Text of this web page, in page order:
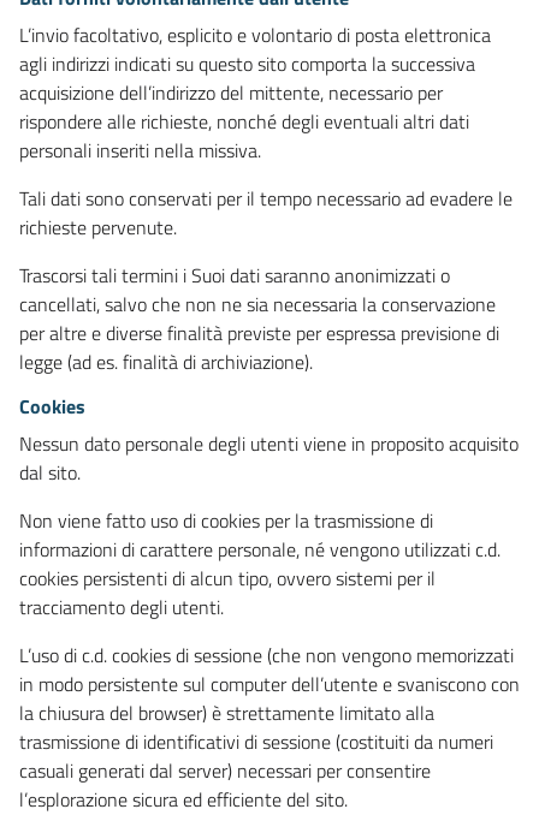
L’invio facoltativo, esplicito e volontario di posta elettronica
agli indirizzi indicati su questo sito comporta la successiva
acquisizione dell’indirizzo del mittente, necessario per
rispondere alle richieste, nonché degli eventuali altri dati
personali inseriti nella missiva.
Tali dati sono conservati per il tempo necessario ad evadere le
richieste pervenute.
Trascorsi tali termini i Suoi dati saranno anonimizzati o
cancellati, salvo che non ne sia necessaria la conservazione
per altre e diverse finalità previste per espressa previsione di
legge (ad es. finalità di archiviazione).
Cookies
Nessun dato personale degli utenti viene in proposito acquisito
dal sito.
Non viene fatto uso di cookies per la trasmissione di
informazioni di carattere personale, né vengono utilizzati c.d.
cookies persistenti di alcun tipo, ovvero sistemi per il
tracciamento degli utenti.
L’uso di c.d. cookies di sessione (che non vengono memorizzati
in modo persistente sul computer dell’utente e svaniscono con
la chiusura del browser) è strettamente limitato alla
trasmissione di identificativi di sessione (costituiti da numeri
casuali generati dal server) necessari per consentire
l’esplorazione sicura ed efficiente del sito.